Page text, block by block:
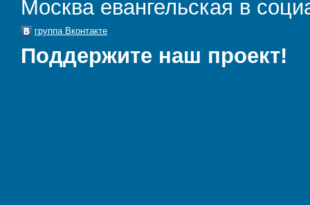
Москва евангельская в
группа Вконтакте
Поддержите наш проект!